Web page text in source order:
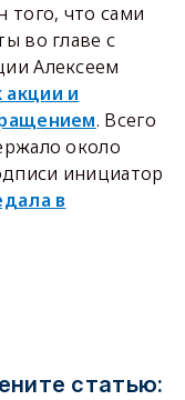
того, что сами
во главе с
Алексеем
акции и
. Всего
около
инициатор
в
статью: